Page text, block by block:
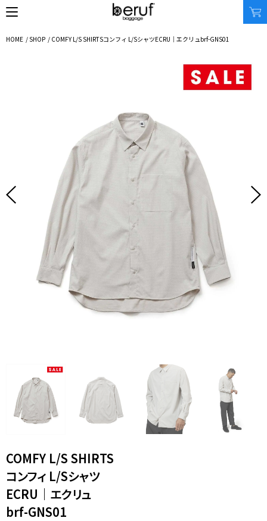
SEARCH
オンラインストア
リュック｜バックパック
ショルダーバッグ
その他
使用シーン
ビジネス｜通勤
ビジネス｜出張
トラベル
自転車
休日
その他
収納サイズ
XS｜5リッター以下
S｜10リッター以下
M｜20リッター以下
L｜25リッター以下
XL｜26リッター以上
タブレット｜11インチ相当
ノートPC｜14インチ相当
ノートPC｜16インチ相当
商品価格
¥0 - ¥9,999
¥10,000 - ¥19,999
¥20,000 - ¥29,999
¥30,000 - ¥39,999
¥40,000 - ¥49,999
¥50,000 - ¥99,999
¥100,000 -
ジャーナル
取扱店舗
メンバーシップ
FAQ｜よくある質問
INTERNATIONAL SHIPPING
新規会員登録
ログイン
マイページ
お問い合わせ
特定商取引法に基づく表記
プライバシーポリシー
HOME / SHOP / COMFY L/S SHIRTSコンフィ L/SシャツECRU｜エクリュbrf-GNS01
COMFY L/S SHIRTS
コンフィ L/Sシャツ
ECRU｜エクリュ
brf-GNS01